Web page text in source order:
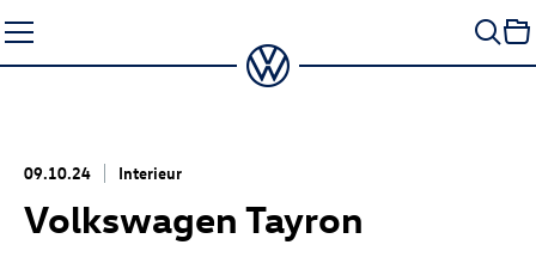
Seiteninhalt
springen
09.10.24 Interieur
Volkswagen Tayron